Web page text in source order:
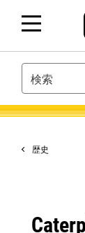
SEARCH
歴史